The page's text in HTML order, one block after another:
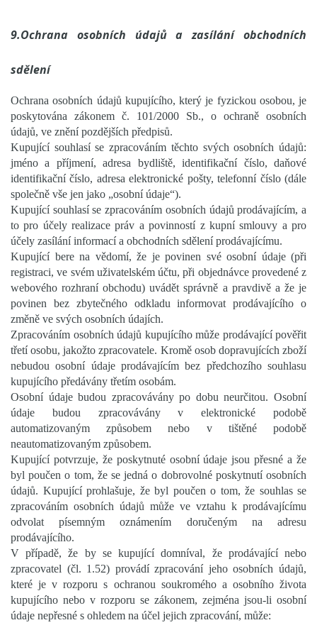
9.Ochrana osobních údajů a zasílání obchodních
sdělení
Ochrana osobních údajů kupujícího, který je fyzickou osobou, je
poskytována zákonem č. 101/2000 Sb., o ochraně osobních
údajů, ve znění pozdějších předpisů.
Kupující souhlasí se zpracováním těchto svých osobních údajů:
jméno a příjmení, adresa bydliště, identifikační číslo, daňové
identifikační číslo, adresa elektronické pošty, telefonní číslo (dále
společně vše jen jako „osobní údaje“).
Kupující souhlasí se zpracováním osobních údajů prodávajícím, a
to pro účely realizace práv a povinností z kupní smlouvy a pro
účely zasílání informací a obchodních sdělení prodávajícímu.
Kupující bere na vědomí, že je povinen své osobní údaje (při
registraci, ve svém uživatelském účtu, při objednávce provedené z
webového rozhraní obchodu) uvádět správně a pravdivě a že je
povinen bez zbytečného odkladu informovat prodávajícího o
změně ve svých osobních údajích.
Zpracováním osobních údajů kupujícího může prodávající pověřit
třetí osobu, jakožto zpracovatele. Kromě osob dopravujících zboží
nebudou osobní údaje prodávajícím bez předchozího souhlasu
kupujícího předávány třetím osobám.
Osobní údaje budou zpracovávány po dobu neurčitou. Osobní
údaje budou zpracovávány v elektronické podobě
automatizovaným způsobem nebo v tištěné podobě
neautomatizovaným způsobem.
Kupující potvrzuje, že poskytnuté osobní údaje jsou přesné a že
byl poučen o tom, že se jedná o dobrovolné poskytnutí osobních
údajů. Kupující prohlašuje, že byl poučen o tom, že souhlas se
zpracováním osobních údajů může ve vztahu k prodávajícímu
odvolat písemným oznámením doručeným na adresu
prodávajícího.
V případě, že by se kupující domníval, že prodávající nebo
zpracovatel (čl. 1.52) provádí zpracování jeho osobních údajů,
které je v rozporu s ochranou soukromého a osobního života
kupujícího nebo v rozporu se zákonem, zejména jsou-li osobní
údaje nepřesné s ohledem na účel jejich zpracování, může: